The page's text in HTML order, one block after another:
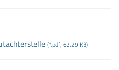
(*.pdf, 62.29 KB)